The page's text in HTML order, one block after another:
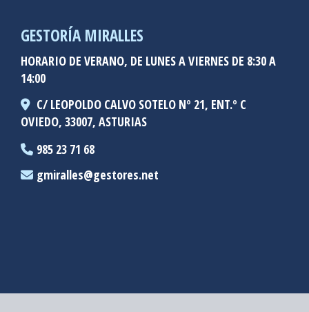
GESTORÍA MIRALLES
HORARIO DE VERANO, DE LUNES A VIERNES DE 8:30 A
14:00
C/ LEOPOLDO CALVO SOTELO Nº 21, ENT.º C
OVIEDO, 33007, ASTURIAS
985 23 71 68
gmiralles
gestores.net